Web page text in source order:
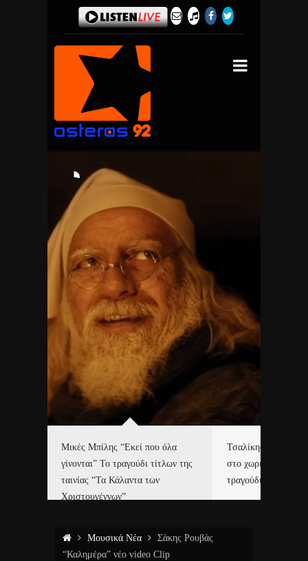
Μικές Μπίλης “Εκεί που όλα
γίνονται” Το τραγούδι τίτλων της
ταινίας “Τα Κάλαντα των
Χριστουγέννων”
Τσαλίκης,
στο χωριό του Άι
τραγούδι και video
Μουσικά Νέα
Σάκης Ρουβάς
“Καλημέρα” νέο video Clip